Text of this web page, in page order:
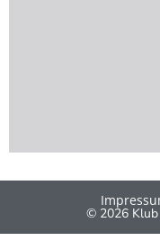
© 2026 Klub